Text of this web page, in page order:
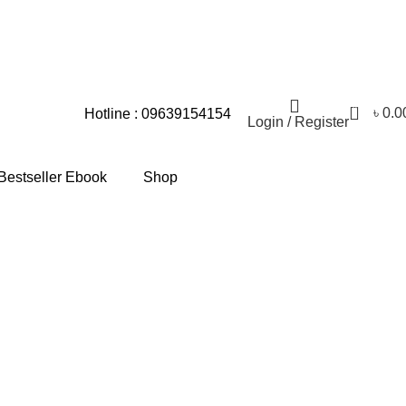
Hotline : 09639154154
Login / Register
0 ৳
Ebook Shop